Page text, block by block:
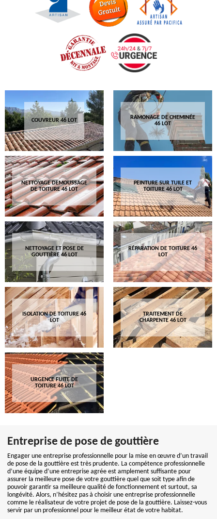
COUVREUR 46 LOT
RAMONAGE DE CHEMINÉE
46 LOT
NETTOYAGE DEMOUSSAGE
DE TOITURE 46 LOT
PEINTURE SUR TUILE ET
TOITURE 46 LOT
NETTOYAGE ET POSE DE
GOUTTIÈRE 46 LOT
RÉPARATION DE TOITURE 46
LOT
ISOLATION DE TOITURE 46
LOT
TRAITEMENT DE
CHARPENTE 46 LOT
URGENCE FUITE DE
TOITURE 46 LOT
Entreprise de pose de gouttière
Engager une entreprise professionnelle pour la mise en œuvre d’un travail
de pose de la gouttière est très prudente. La compétence professionnelle
d’une équipe d’une entreprise agrée est amplement suffisante pour
assurer la meilleure pose de votre gouttière quel que soit type afin de
pouvoir garantir sa meilleure qualité de fonctionnement et surtout, sa
longévité. Alors, n’hésitez pas à choisir une entreprise professionnelle
comme le réalisateur de votre projet de pose de la gouttière. Laissez-vous
servir par un professionnel pour le meilleur état de votre habitat.